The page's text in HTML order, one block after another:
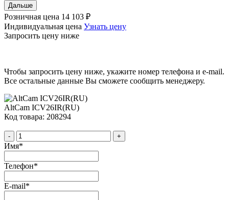
Дальше
Розничная цена 14 103 ₽
Индивидуальная цена Узнать цену
Запросить цену ниже
Чтобы запросить цену ниже, укажите номер телефона и e-mail.
Все остальные данные Вы сможете сообщить менеджеру.
AltCam ICV26IR(RU)
Код товара: 208294
- +
Имя*
Телефон*
E-mail*